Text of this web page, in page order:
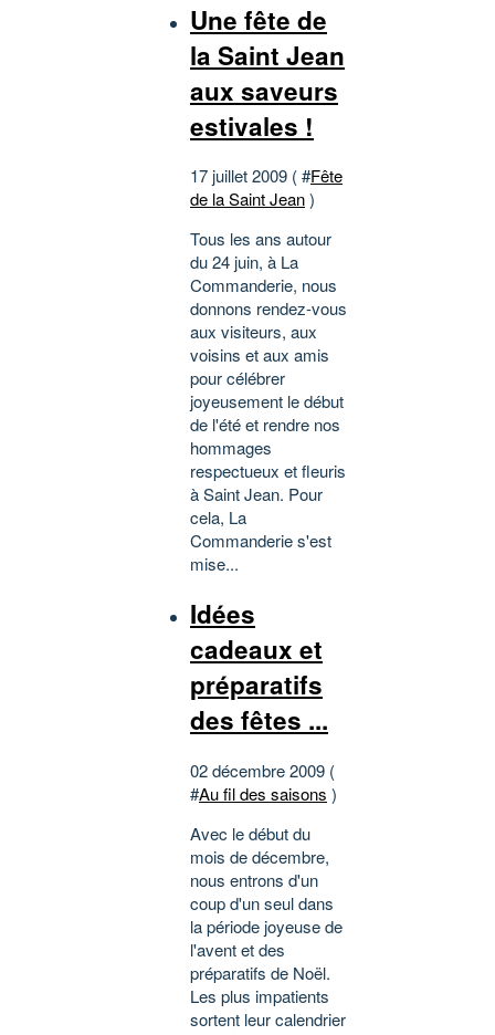
Une fête de
la Saint Jean
aux saveurs
estivales !
17 juillet 2009 ( #Fête
de la Saint Jean)
Tous les ans autour
du 24 juin, à La
Commanderie, nous
donnons rendez-vous
aux visiteurs, aux
voisins et aux amis
pour célébrer
joyeusement le début
de l'été et rendre nos
hommages
respectueux et fleuris
à Saint Jean. Pour
cela, La
Commanderie s'est
mise...
Idées
cadeaux et
préparatifs
des fêtes ...
02 décembre 2009 (
#Au fil des saisons )
Avec le début du
mois de décembre,
nous entrons d'un
coup d'un seul dans
la période joyeuse de
l'avent et des
préparatifs de Noël.
Les plus impatients
sortent leur calendrier